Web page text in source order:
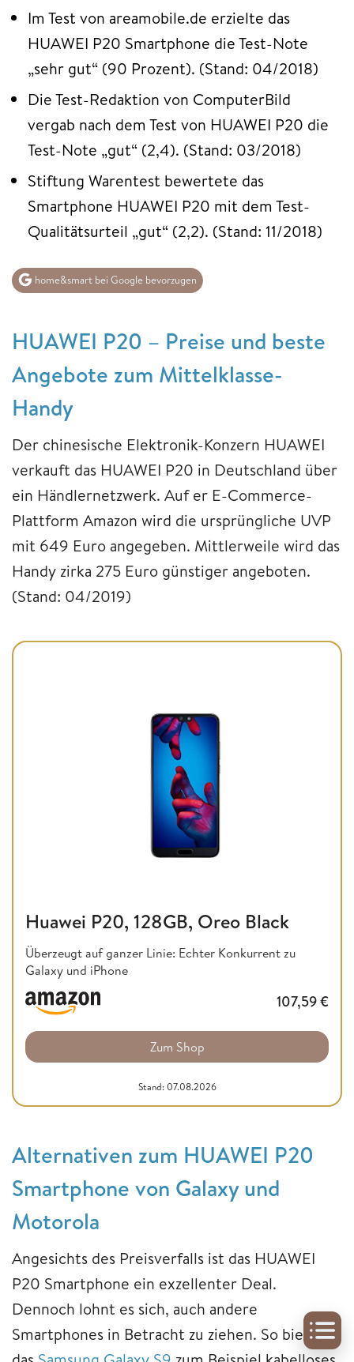
Im Test von areamobile.de erzielte das
HUAWEI P20 Smartphone die Test-Note
„sehr gut“ (90 Prozent). (Stand: 04/2018)
Die Test-Redaktion von ComputerBild
vergab nach dem Test von HUAWEI P20 die
Test-Note „gut“ (2,4). (Stand: 03/2018)
Stiftung Warentest bewertete das
Smartphone HUAWEI P20 mit dem Test-
Qualitätsurteil „gut“ (2,2). (Stand: 11/2018)
home&smart bei Google bevorzugen
HUAWEI P20 – Preise und beste
Angebote zum Mittelklasse-
Handy
Der chinesische Elektronik-Konzern HUAWEI
verkauft das HUAWEI P20 in Deutschland über
ein Händlernetzwerk. Auf er E-Commerce-
Plattform Amazon wird die ursprüngliche UVP
mit 649 Euro angegeben. Mittlerweile wird das
Handy zirka 275 Euro günstiger angeboten.
(Stand: 04/2019)
Huawei P20, 128GB, Oreo Black
Überzeugt auf ganzer Linie: Echter Konkurrent zu
Galaxy und iPhone
107,59€
Zum Shop
Stand: 07.08.2026
Alternativen zum HUAWEI P20
Smartphone von Galaxy und
Motorola
Angesichts des Preisverfalls ist das HUAWEI
P20 Smartphone ein exzellenter Deal.
Dennoch lohnt es sich, auch andere
Smartphones in Betracht zu ziehen. So bietet